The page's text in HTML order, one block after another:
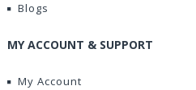
Blogs
MY ACCOUNT & SUPPORT
My Account